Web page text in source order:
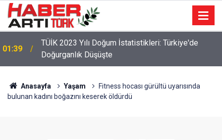
01:39
TÜİK 2023 Yılı Doğum İstatistikleri: Türkiye'de
Doğurganlık Düşüşte
22:47
16 Maddelik Maden Kanunu Teklif Kabul Edildi
Anasayfa Yaşam
Fitness hocası gürültü uyarısında
bulunan kadını boğazını keserek öldürdü